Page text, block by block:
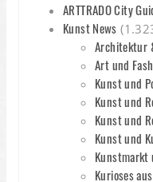
ARTTRADO City
Kunst News
Architektur
Art und
Kunst und
Kunst und
Kunst und
Kunst und
Kunstmarkt
Kurioses